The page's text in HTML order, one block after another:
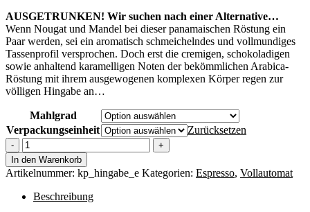
AUSGETRUNKEN! Wir suchen nach einer Alternative…
Wenn Nougat und Mandel bei dieser panamaischen Röstung ein
Paar werden, sei ein aromatisch schmeichelndes und vollmundiges
Tassenprofil versprochen. Doch erst die cremigen, schokoladigen
sowie anhaltend karamelligen Noten der bekömmlichen Arabica-
Röstung mit ihrem ausgewogenen komplexen Körper regen zur
völligen Hingabe an…
Mahlgrad
Verpackungseinheit
Zurücksetzen
die
hingabe
(ausgetrunken!)
-
Espressoröstung
Menge
In den Warenkorb
Artikelnummer: kp_hingabe_e Kategorien: Espresso, Vollautomat
Beschreibung